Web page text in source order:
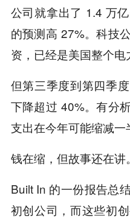
公司就拿出了 1.4 万
的预测高 27%。科技
资，已经是美国整个电
但第三季度到第四季
下降超过 40%。有分
支出在今年可能缩减一
钱在缩，但故事还在讲
Built In 的一份报告总
初创公司，而这些初